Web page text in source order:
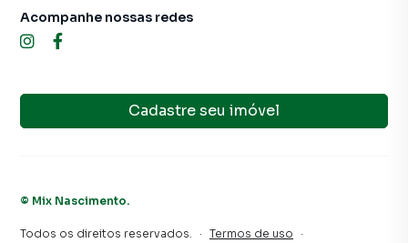
Cadastre seu imóvel
Acompanhe nossas redes
© Mix Nascimento.
Todos os direitos reservados. · Termos de uso ·